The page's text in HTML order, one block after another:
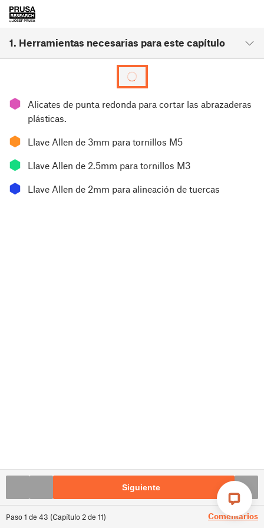
1. Herramientas necesarias para este capítulo
Paso1 de 43 (Capítulo 2de 11) Comentarios
⬢
Alicates de punta redonda para cortar las abrazaderas
plásticas.
⬢ Llave Allen de 3mm para tornillos M5
⬢ Llave Allen de 2.5mm para tornillos M3
⬢ Llave Allen de 2mm para alineación de tuercas
Siguiente